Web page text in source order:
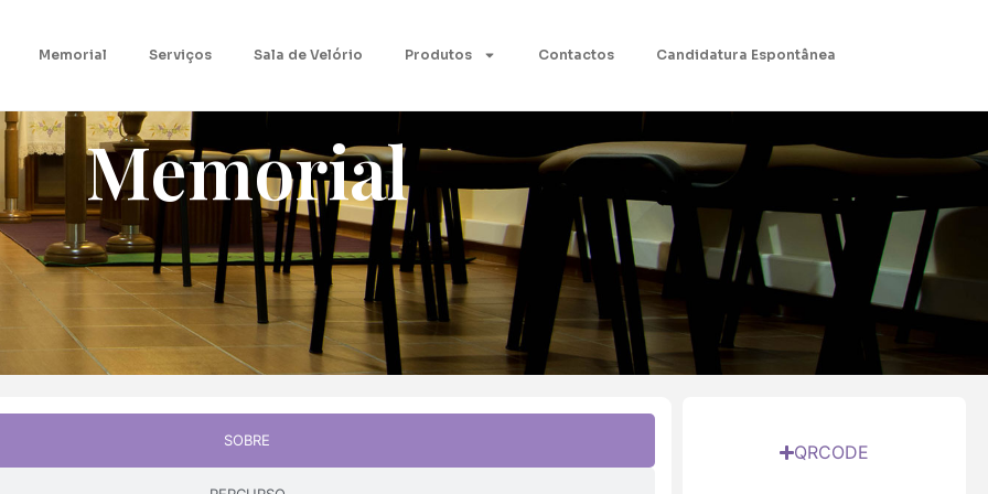
Memorial Serviços Sala de Velório Produtos Contactos Candidatura Espontânea
Memorial
SOBRE
QRCODE